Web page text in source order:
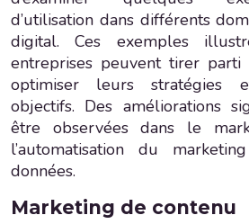
d’utilisation dans différents
digital. Ces exemples
entreprises peuvent tirer
optimiser leurs stratégies
objectifs. Des améliorations
être observées dans le
l’automatisation du
données.
Marketing de contenu